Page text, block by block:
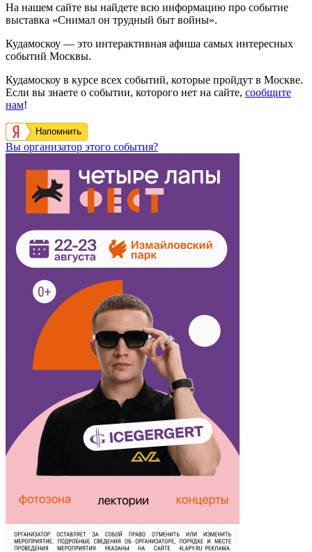
На нашем сайте вы найдете всю информацию про событие
выставка «Снимал он трудный быт войны».
Кудамоскоу — это интерактивная афиша самых интересных
событий Москвы.
Кудамоскоу в курсе всех событий, которые пройдут в Москве.
Если вы знаете о событии, которого нет на сайте, сообщите
нам!
Напомнить
Вы организатор этого события?